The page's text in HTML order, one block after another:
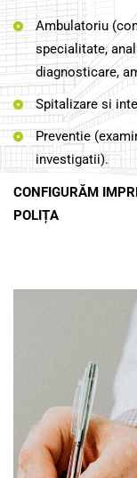
Ambulatoriu
specialitate,
diagnosticare,
Spitalizare si
Preventie
investigatii).
CONFIGURĂM
POLIȚA